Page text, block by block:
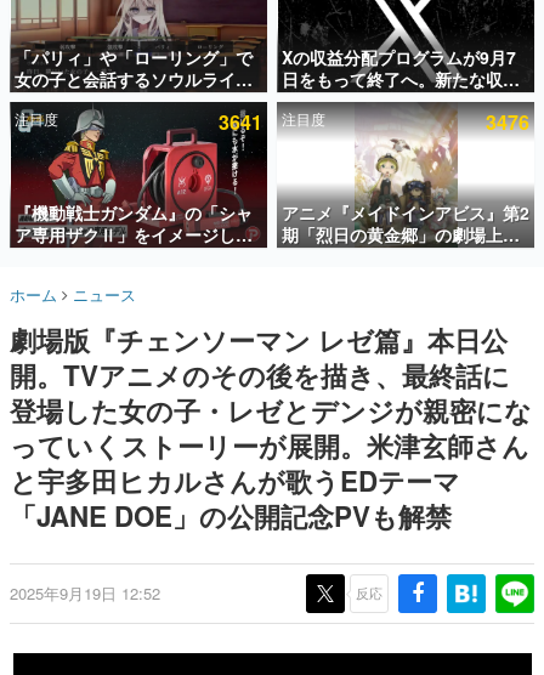
アプリセール情報
インタビュー
連載・特集一覧
殿堂入り記事
SNS拡散数が数千以上！ ページビュー数万以上！ などな
ど。多くの人々に読まれた、電ファミ渾身の“殿堂入り”記
事をまとめました。
名作ゲームクリエイターの方々に製作時のエピソードをお
きます。
赫本
この物語を解いてはいけない。『赫本』は、〈試験問題〉
の形をした短編ホラー小説集です。
新世代に訊く
これからのデジタルゲーム市場を担う若きクリエイター達
の姿を追い、彼らのルーツと情熱を探っていきます。
ゲーム世代の作家たち
ゲームに多大な影響を受けた作家さんに取材し、ゲームが
日本のコンテンツ産業やカルチャーに与えた影響を探る企
画です。
「パリィ」や「ローリング」で
女の子と会話するソウルライク
恋愛ゲーム『小早川さんはソウ
ルライク』無料公開。返事に失
敗すると「YOU DIED」
Xの収益分配プログラムが9月7
日をもって終了へ。新たな収益
化制度「Original Content
Rewards Program」を発表
注目度 3641
『機動戦士ガンダム』の「シャ
ア専用ザクⅡ」をイメージした
散水ホースリールが予約開始。
ークやジオン公国軍のエンブレ
注目度 3476
アニメ『メイドインアビス』第2
期「烈日の黄金郷」の劇場上映
が決定！レグ役・伊瀬茉莉也さ
ホーム ニュース
劇場版『チェンソーマン レゼ篇』本日公
開。TVアニメのその後を描き、最終話に
登場した女の子・レゼとデンジが親密にな
っていくストーリーが展開。米津玄師さん
と宇多田ヒカルさんが歌うEDテーマ
「JANE DOE」の公開記念PVも解禁
2025年9月19日 12:52 反応